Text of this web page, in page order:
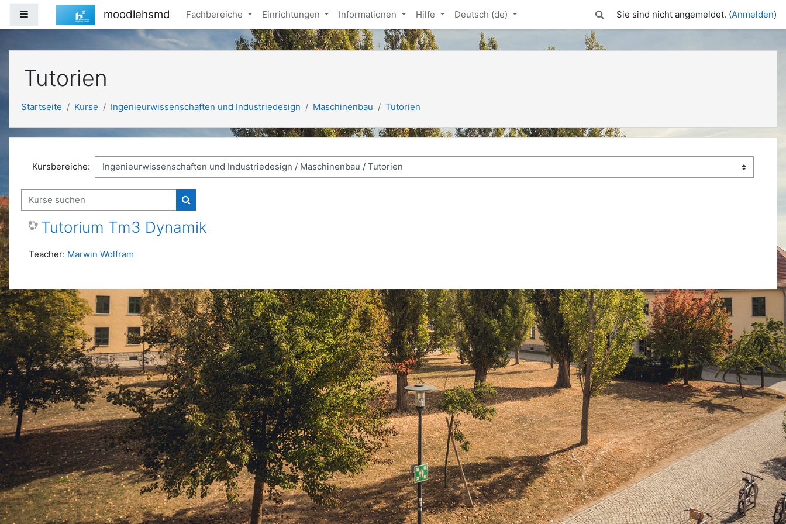
Zum Hauptinhalt
Website-Übersichtmoodlehsmd Fachbereiche Einrichtungen Informationen Hilfe Deutsch ‎(de)‎ Sucheingabe umschalten
Sie sind nicht angemeldet. (Anmelden)
Tutorien
Startseite Kurse Ingenieurwissenschaften und Industriedesign Maschinenbau Tutorien
Kursbereiche:
Kurse suchen
Kurse suchen
Tutorium Tm3 Dynamik
Teacher: Marwin Wolfram